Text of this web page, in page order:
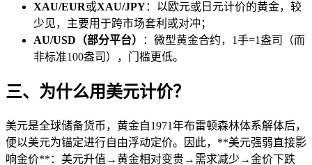
XAU/EUR或XAU/JPY：以欧元或日元计价的黄金，较
少见，主要用于跨市场套利或对冲；
AU/USD（部分平台）
：微型黄金合约，1手=1盎司（而
非标准100盎司），门槛更低。
三、为什么用美元计价？
美元是全球储备货币，黄金自1971年布雷顿森林体系解体后，
便以美元为锚定进行自由浮动定价。因此，**美元强弱直接影
响金价**：美元升值→黄金相对变贵→需求减少→金价下跌